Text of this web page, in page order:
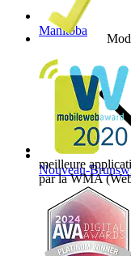
Manitoba
Nouveau-
meilleure
par la WMA